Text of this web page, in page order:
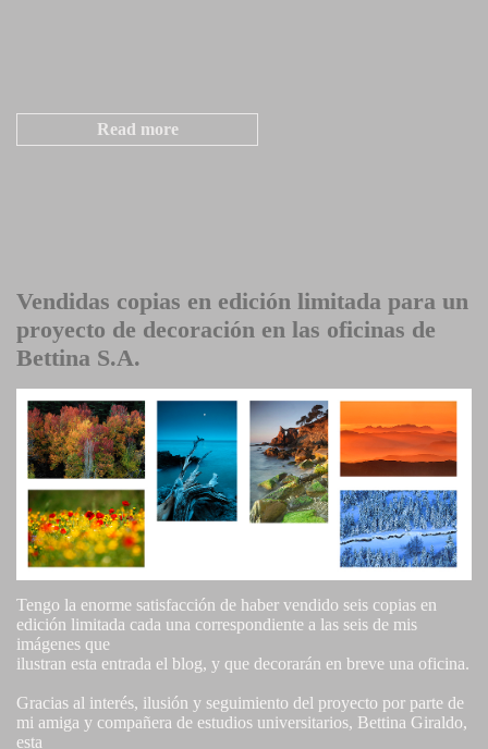
Read more
Vendidas copias en edición limitada para un
proyecto de decoración en las oficinas de
Bettina S.A.
Tengo la enorme satisfacción de haber vendido seis copias en
edición limitada cada una correspondiente a las seis de mis
imágenes que
ilustran esta entrada el blog, y que decorarán en breve una oficina.
Gracias al interés, ilusión y seguimiento del proyecto por parte de
mi amiga y compañera de estudios universitarios, Bettina Giraldo,
esta